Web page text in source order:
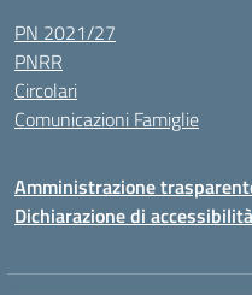
PN 2021/27
PNRR
Circolari
Comunicazioni Famiglie
Amministrazione
Dichiarazione di accessibilità